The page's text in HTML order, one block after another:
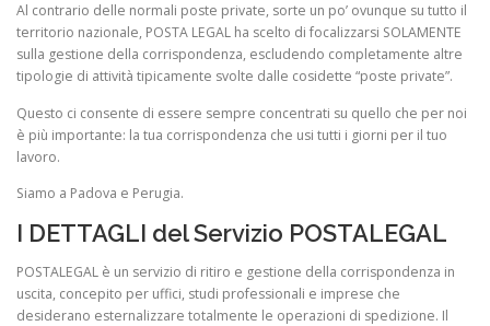
Al contrario delle normali poste private, sorte un po’ ovunque su tutto il
territorio nazionale, POSTA LEGAL ha scelto di focalizzarsi SOLAMENTE
sulla gestione della corrispondenza, escludendo completamente altre
tipologie di attività tipicamente svolte dalle cosidette “poste private”.
Questo ci consente di essere sempre concentrati su quello che per noi
è più importante: la tua corrispondenza che usi tutti i giorni per il tuo
lavoro.
Siamo a Padova e Perugia.
I DETTAGLI del Servizio POSTALEGAL
POSTALEGAL è un servizio di ritiro e gestione della corrispondenza in
uscita, concepito per uffici, studi professionali e imprese che
desiderano esternalizzare totalmente le operazioni di spedizione. Il